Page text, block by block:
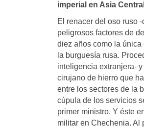
imperial en Asia
El renacer del oso ruso
peligrosos factores de
diez años como la
la burguesía rusa.
inteligencia extranjera-
cirujano de hierro que
entre los sectores de la
cúpula de los servicios
primer ministro. Y éste
militar en Chechenia. Al